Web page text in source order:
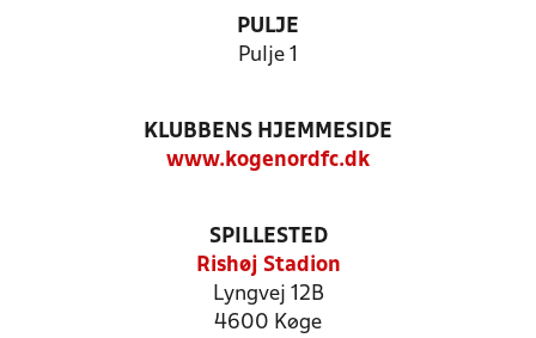
PULJE
Pulje 1
KLUBBENS HJEMMESIDE
www.kogenordfc.dk
SPILLESTED
Rishøj Stadion
Lyngvej 12B
4600 Køge